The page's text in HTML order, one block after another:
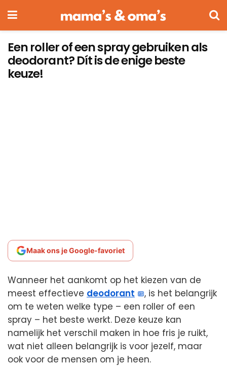
Een roller of een spray gebruiken als
deodorant? Dít is de enige beste
keuze!
Maak ons je Google-favoriet
Wanneer het aankomt op het kiezen van de
meest effectieve deodorant
, is het belangrijk
om te weten welke type – een roller of een
spray – het beste werkt. Deze keuze kan
namelijk het verschil maken in hoe fris je ruikt,
wat niet alleen belangrijk is voor jezelf, maar
ook voor de mensen om je heen.